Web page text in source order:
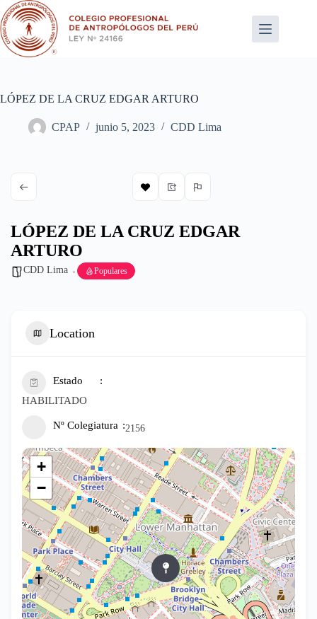
Saltar
al
contenido
LÓPEZ DE LA CRUZ EDGAR ARTURO
CPAP junio 5, 2023 CDD Lima
LÓPEZ DE LA CRUZ EDGAR
ARTURO
CDD Lima Populares
Location
Estado
HABILITADO
Nº Colegiatura 2156
+
−